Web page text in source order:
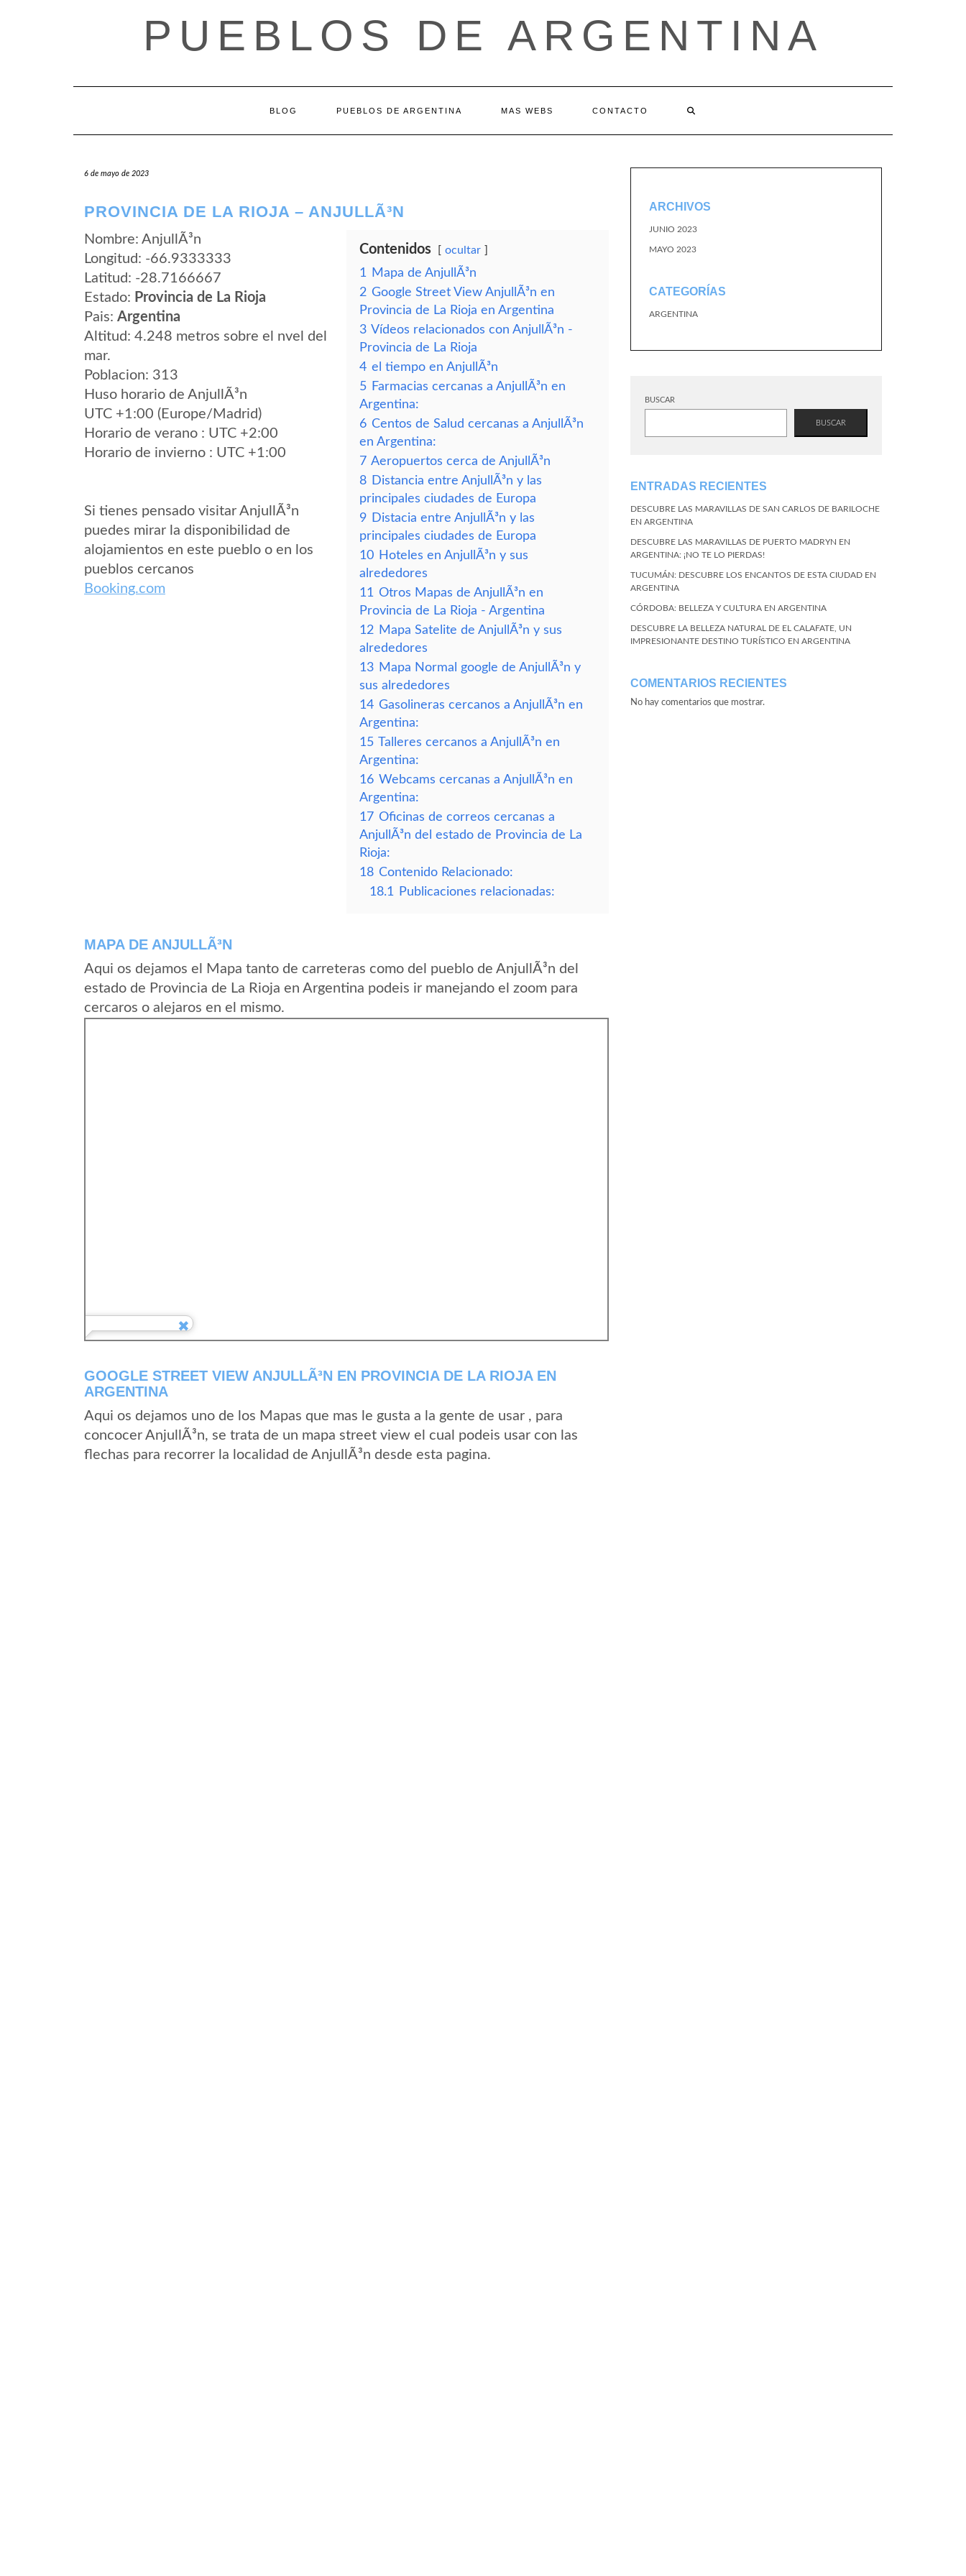
PUEBLOS DE ARGENTINA
BLOG PUEBLOS DE ARGENTINA MAS WEBS CONTACTO
6 de mayo de 2023
PROVINCIA DE LA RIOJA – ANJULLÃ³N
Nombre: AnjullÃ³n
Longitud: -66.9333333
Latitud: -28.7166667
Estado: Provincia de La Rioja
Pais: Argentina
Altitud: 4.248 metros sobre el nvel del
mar.
Poblacion: 313
Huso horario de AnjullÃ³n
UTC +1:00 (Europe/Madrid)
Horario de verano : UTC +2:00
Horario de invierno : UTC +1:00
Si tienes pensado visitar AnjullÃ³n
puedes mirar la disponibilidad de
alojamientos en este pueblo o en los
pueblos cercanos
Booking.com
Contenidos ocultar
1
Mapa de AnjullÃ³n
2 Google Street View AnjullÃ³n en
Provincia de La Rioja en Argentina
3 Vídeos relacionados con AnjullÃ³n -
Provincia de La Rioja
4 el tiempo en AnjullÃ³n
5 Farmacias cercanas a AnjullÃ³n en
Argentina:
6 Centos de Salud cercanas a AnjullÃ³n
en Argentina:
7 Aeropuertos cerca de AnjullÃ³n
8 Distancia entre AnjullÃ³n y las
principales ciudades de Europa
9 Distacia entre AnjullÃ³n y las
principales ciudades de Europa
10 Hoteles en AnjullÃ³n y sus
alrededores
11 Otros Mapas de AnjullÃ³n en
Provincia de La Rioja - Argentina
12 Mapa Satelite de AnjullÃ³n y sus
alrededores
13 Mapa Normal google de AnjullÃ³n y
sus alrededores
14 Gasolineras cercanos a AnjullÃ³n en
Argentina:
15 Talleres cercanos a AnjullÃ³n en
Argentina:
16 Webcams cercanas a AnjullÃ³n en
Argentina:
17 Oficinas de correos cercanas a
AnjullÃ³n del estado de Provincia de La
Rioja:
18 Contenido Relacionado:
18.1
Publicaciones relacionadas:
MAPA DE ANJULLÃ³N
Aqui os dejamos el Mapa tanto de carreteras como del pueblo de AnjullÃ³n del
estado de Provincia de La Rioja en Argentina podeis ir manejando el zoom para
cercaros o alejaros en el mismo.
GOOGLE STREET VIEW ANJULLÃ³N EN PROVINCIA DE LA RIOJA EN
ARGENTINA
Aqui os dejamos uno de los Mapas que mas le gusta a la gente de usar , para
concocer AnjullÃ³n, se trata de un mapa street view el cual podeis usar con las
flechas para recorrer la localidad de AnjullÃ³n desde esta pagina.
ARCHIVOS
JUNIO 2023
MAYO 2023
CATEGORÍAS
ARGENTINA
BUSCAR
BUSCAR
ENTRADAS RECIENTES
DESCUBRE LAS MARAVILLAS DE SAN CARLOS DE BARILOCHE
EN ARGENTINA
DESCUBRE LAS MARAVILLAS DE PUERTO MADRYN EN
ARGENTINA: ¡NO TE LO PIERDAS!
TUCUMÁN: DESCUBRE LOS ENCANTOS DE ESTA CIUDAD EN
ARGENTINA
CÓRDOBA: BELLEZA Y CULTURA EN ARGENTINA
DESCUBRE LA BELLEZA NATURAL DE EL CALAFATE, UN
IMPRESIONANTE DESTINO TURÍSTICO EN ARGENTINA
COMENTARIOS RECIENTES
No hay comentarios que mostrar.